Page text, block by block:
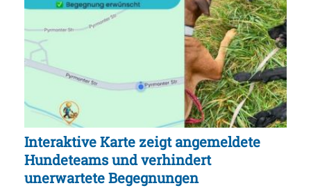
Interaktive Karte zeigt angemeldete
Hundeteams und verhindert
unerwartete Begegnungen